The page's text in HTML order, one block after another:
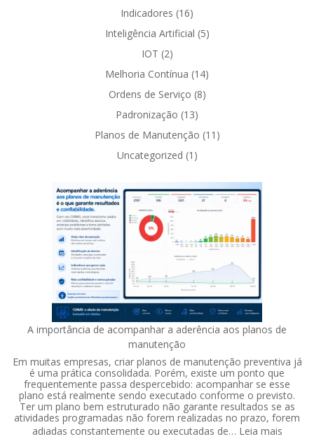
Indicadores (16)
Inteligência Artificial (5)
IOT (2)
Melhoria Contínua (14)
Ordens de Serviço (8)
Padronização (13)
Planos de Manutenção (11)
Uncategorized (1)
A importância de acompanhar a aderência aos planos de
manutenção
Em muitas empresas, criar planos de manutenção preventiva já
é uma prática consolidada. Porém, existe um ponto que
frequentemente passa despercebido: acompanhar se esse
plano está realmente sendo executado conforme o previsto.
Ter um plano bem estruturado não garante resultados se as
atividades programadas não forem realizadas no prazo, forem
adiadas constantemente ou executadas de… Leia mais: